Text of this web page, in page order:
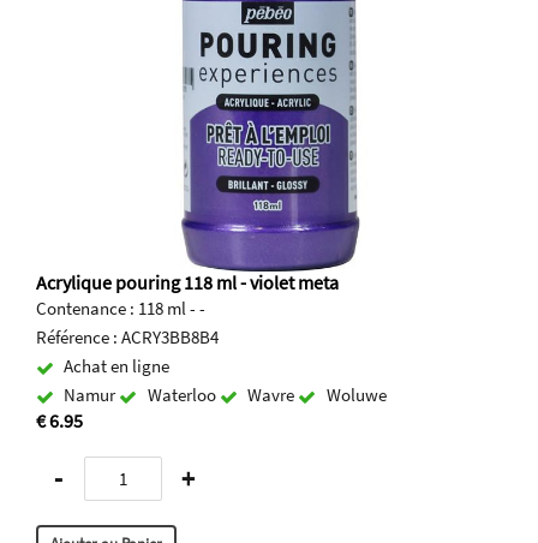
Acrylique pouring 118 ml - violet meta
Contenance : 118 ml - -
Référence : ACRY3BB8B4
Achat en ligne
Namur
Waterloo Wavre Woluwe
€ 6.95
- +